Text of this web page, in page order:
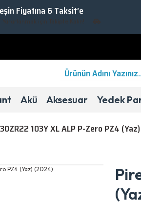
Fiyatına 6 Taksit’e
Akü Aksesuar Yedek
103Y XL ALP P-Zero PZ4